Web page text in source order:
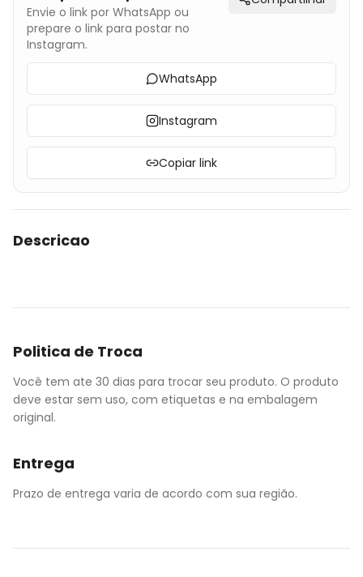
Envie o link por WhatsApp ou
prepare o link para postar no
Instagram.
WhatsApp
Instagram
Copiar link
Descricao
Politica de Troca
Você tem ate 30 dias para trocar seu produto. O produto
deve estar sem uso, com etiquetas e na embalagem
original.
Entrega
Prazo de entrega varia de acordo com sua região.